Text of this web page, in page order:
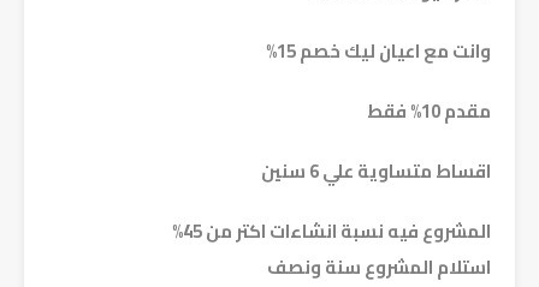
وانت مع اعيان ليك خصم 15%
مقدم 10% فقط
اقساط متساوية علي 6 سنين
المشروع فيه نسبة انشاءات اكتر من 45%
استلام المشروع سنة ونصف